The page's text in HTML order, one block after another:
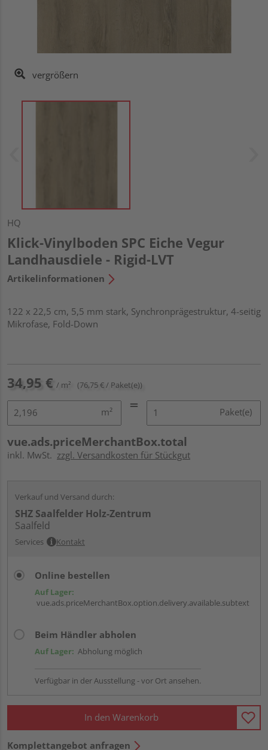
vergrößern
HQ
Klick-Vinylboden SPC Eiche Vegur
Landhausdiele - Rigid-LVT
Artikelinformationen
122 x 22,5 cm, 5,5 mm stark, Synchronprägestruktur, 4-seitig
Mikrofase, Fold-Down
34,95 € / m² (76,75 € / Paket(e))
m² Paket(e)
vue.ads.priceMerchantBox.total
inkl. MwSt. zzgl. Versandkosten für Stückgut
Verkauf und Versand durch:
SHZ Saalfelder Holz-Zentrum
Saalfeld
Services Kontakt
Online bestellen
Auf Lager:
vue.ads.priceMerchantBox.option.delivery.available.subtext
Beim Händler abholen
Auf Lager: Abholung möglich
Verfügbar in der Ausstellung - vor Ort ansehen.
In den Warenkorb
Komplettangebot anfragen